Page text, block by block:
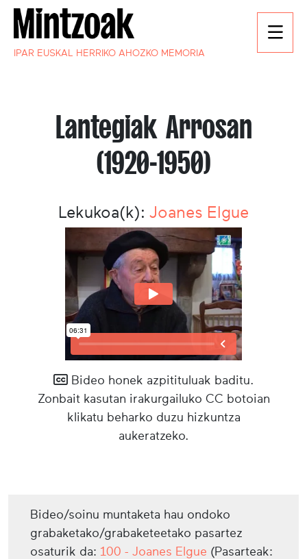
IPAR EUSKAL HERRIKO AHOZKO MEMORIA
Lantegiak Arrosan
(1920-1950)
Lekukoa(k): Joanes Elgue
Bideo honek azpitituluak baditu.
Zonbait kasutan irakurgailuko CC botoian
klikatu beharko duzu hizkuntza
aukeratzeko.
Bideo/soinu muntaketa hau ondoko
grabaketako/grabaketeetako pasartez
osaturik da: 100 - Joanes Elgue (Pasarteak: